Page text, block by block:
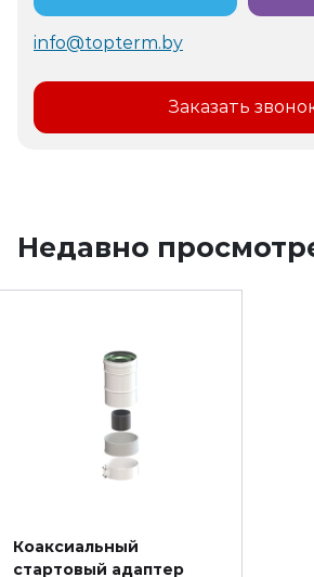
info@topterm.by
Заказать
Недавно
Коаксиальный
стартовый адаптер